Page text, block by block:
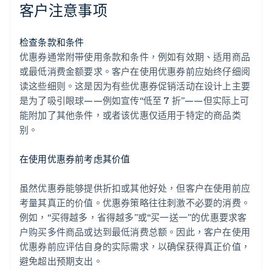
客户注意事项
检查条款和条件
优惠券通常附带使用条款和条件，例如有效期、适用商品
或最低消费金额要求。客户在使用优惠券前应始终仔细阅
读这些细则。这是因为有些优惠券促销活动在设计上主要
是为了吸引眼球——例如宣传“低至 7 折”——但实际上可
能附加了其他条件，或者该优惠仅适用于特定的商品类
别。
在使用优惠券前考虑其价值
虽然优惠券能够提供折扣或其他好处，但客户在使用前应
考量其真正的价值。优惠券策略往往刺激不必要的消费。
例如，“买得越多，省得越多”或“买一送一”的优惠要求客
户购买多件商品或达到最低消费总额。因此，客户在使用
优惠券前应评估自身的实际需求，以确保获得真正价值，
避免超出预期支出。